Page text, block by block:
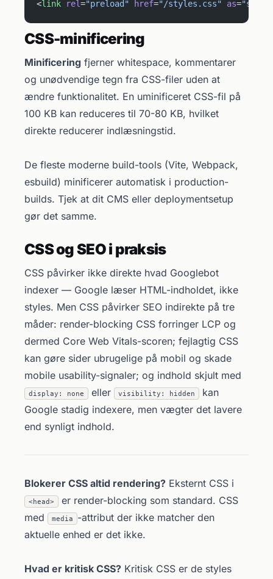
<link rel="preload" href="/styles.css" as=
CSS-minificering
Minificering fjerner whitespace, kommentarer
og unødvendige tegn fra CSS-filer uden at
ændre funktionalitet. En uminificeret CSS-fil på
100 KB kan reduceres til 70-80 KB, hvilket
direkte reducerer indlæsningstid.
De fleste moderne build-tools (Vite, Webpack,
esbuild) minificerer automatisk i production-
builds. Tjek at dit CMS eller deploymentsetup
gør det samme.
CSS og SEO i praksis
CSS påvirker ikke direkte hvad Googlebot
indexer — Google læser HTML-indholdet, ikke
styles. Men CSS påvirker SEO indirekte på tre
måder: render-blocking CSS forringer LCP og
dermed Core Web Vitals-scoren; fejlagtig CSS
kan gøre sider ubrugelige på mobil og skade
mobile usability-signaler; og indhold skjult med
display: none eller visibility: hidden
kan
Google stadig indexere, men vægter det lavere
end synligt indhold.
Blokerer CSS altid rendering? Eksternt CSS i
<head>
er render-blocking som standard. CSS
med
media
-attribut der ikke matcher den
aktuelle enhed er det ikke.
Hvad er kritisk CSS? Kritisk CSS er de styles